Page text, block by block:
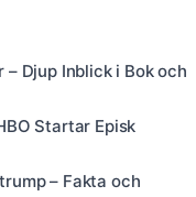
Djup Inblick i Bok och
Startar Episk
– Fakta och